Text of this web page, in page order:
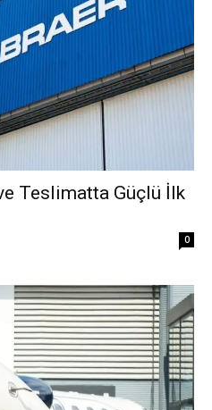
Teslimatta Güçlü İlk
0